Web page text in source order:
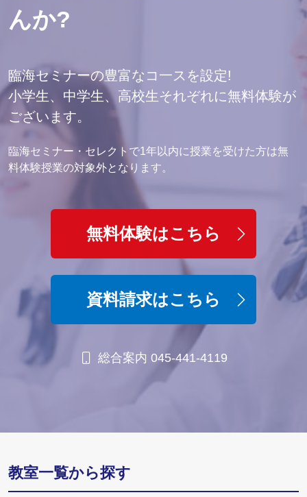
んか?
臨海セミナーの豊富なコ一スを設定!
小学生、中学生、高校生それぞれに無料体験が
ございます。
臨海セミナー・セレクトで1年以内に授業を受けた方は無
料体験授業の対象外となります。
無料体験はこちら
資料請求はこちら
総合案内 045-441-4119
教室一覧から探す